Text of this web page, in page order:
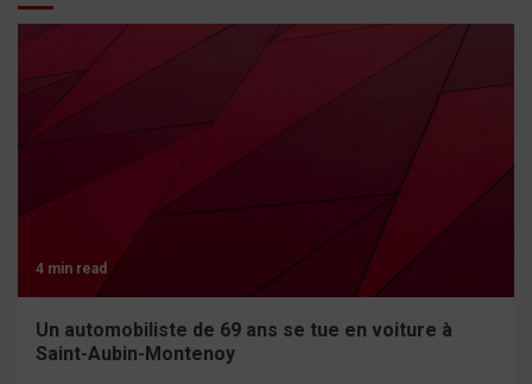
4 min read
Un automobiliste de 69 ans se tue en voiture à
Saint-Aubin-Montenoy